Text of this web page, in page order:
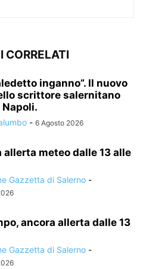
CORRELATI
inganno”. Il nuovo
scrittore salernitano
Napoli.
- 6 Agosto 2026
allerta meteo dalle 13 alle
Gazzetta di Salerno -
ancora allerta dalle 13
Gazzetta di Salerno -